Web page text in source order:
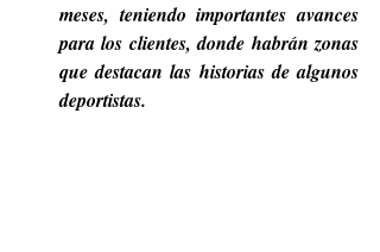
meses, teniendo importantes avances
para los clientes, donde habrán zonas
que destacan las historias de algunos
deportistas.